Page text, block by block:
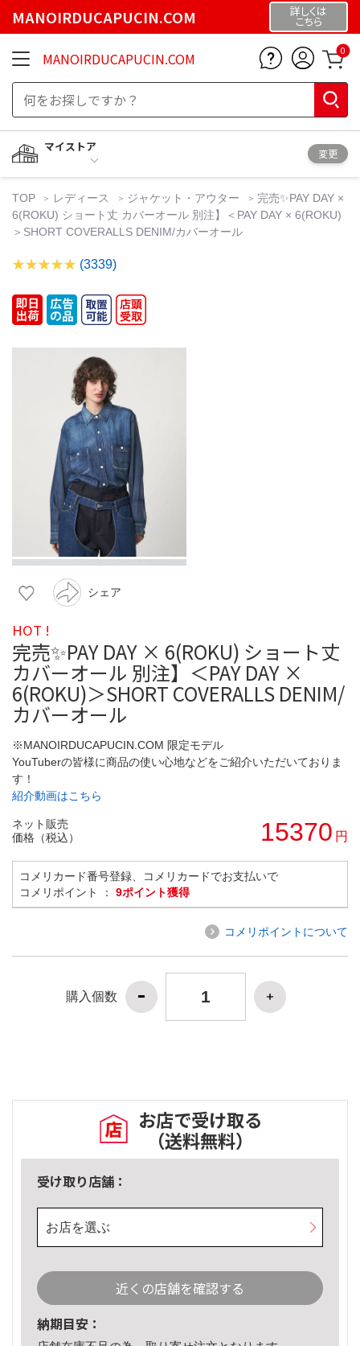
MANOIRDUCAPUCIN.COM 詳しくは
こちら
MANOIRDUCAPUCIN.COM 0
マイストア
変更
TOP レディース ジャケット・アウター
完売✨PAY DAY ×
6(ROKU) ショート丈 カバーオール 別注】＜PAY DAY × 6(ROKU)
＞SHORT COVERALLS DENIM/カバーオール
(3339)
シェア
HOT !
完売✨PAY DAY × 6(ROKU) ショート丈
カバーオール 別注】＜PAY DAY ×
6(ROKU)＞SHORT COVERALLS DENIM/
カバーオール
※MANOIRDUCAPUCIN.COM 限定モデル
YouTuberの皆様に商品の使い心地などをご紹介いただいておりま
す！
紹介動画はこちら
ネット販売
価格（税込）
15370 円
コメリカード番号登録、コメリカードでお支払いで
コメリポイント ： 9ポイント獲得
コメリポイントについて
購入個数
お店で受け取る
（送料無料）
受け取り店舗：
お店を選ぶ
近くの店舗を確認する
納期目安：